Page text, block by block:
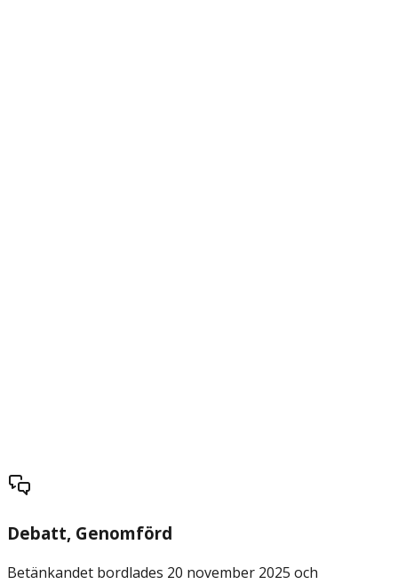
Debatt, Genomförd
Betänkandet bordlades 20 november 2025 och